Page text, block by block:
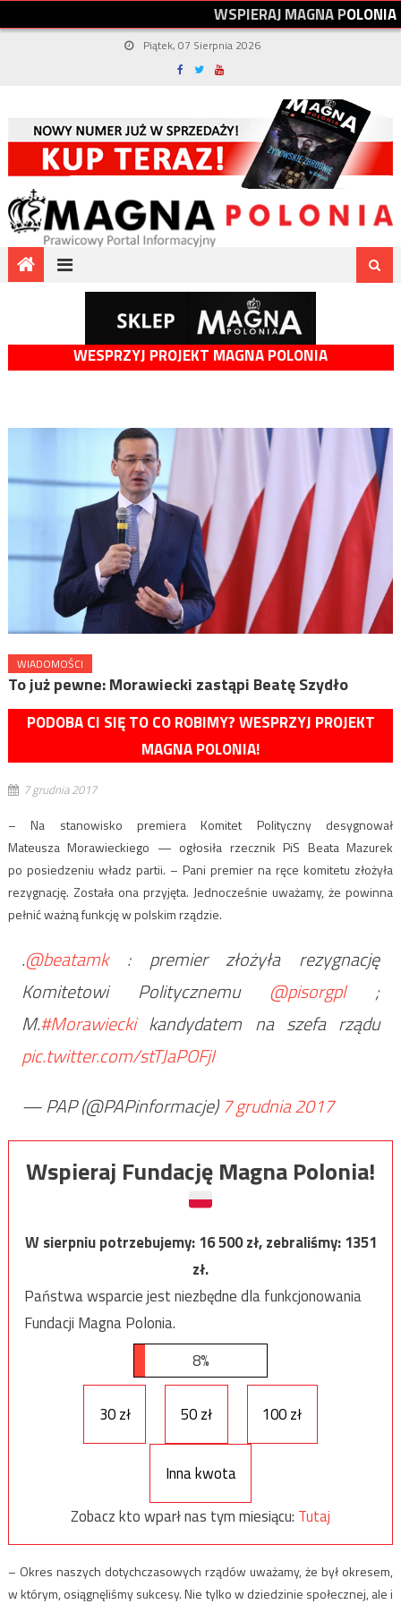
WSPIERAJMAGNAPOLONIA
Piątek, 07 Sierpnia 2026
WESPRZYJ PROJEKT MAGNA POLONIA
WIADOMOŚCI
To już pewne: Morawiecki zastąpi Beatę Szydło
PODOBA CI SIĘ TO CO ROBIMY? WESPRZYJ PROJEKT
MAGNA POLONIA!
7 grudnia 2017
– Na stanowisko premiera Komitet Polityczny desygnował
Mateusza Morawieckiego — ogłosiła rzecznik PiS Beata Mazurek
po posiedzeniu władz partii. – Pani premier na ręce komitetu złożyła
rezygnację. Została ona przyjęta. Jednocześnie uważamy, że powinna
pełnić ważną funkcję w polskim rządzie.
.@beatamk: premier złożyła rezygnację
Komitetowi Politycznemu @pisorgpl;
M.#Morawieckikandydatem na szefa rządu
pic.twitter.com/stTJaPOFjI
— PAP (@PAPinformacje)7 grudnia 2017
Wspieraj Fundację Magna Polonia!
W sierpniu potrzebujemy:16 500zł, zebraliśmy:1351
zł.
Państwa wsparcie jest niezbędne dla funkcjonowania
Fundacji Magna Polonia.
8%
30 zł 50 zł 100 zł
Inna kwota
Zobacz kto wparł nas tym miesiącu: Tutaj
– Okres naszych dotychczasowych rządów uważamy, że był okresem,
w którym, osiągnęliśmy sukcesy. Nie tylko w dziedzinie społecznej, ale i